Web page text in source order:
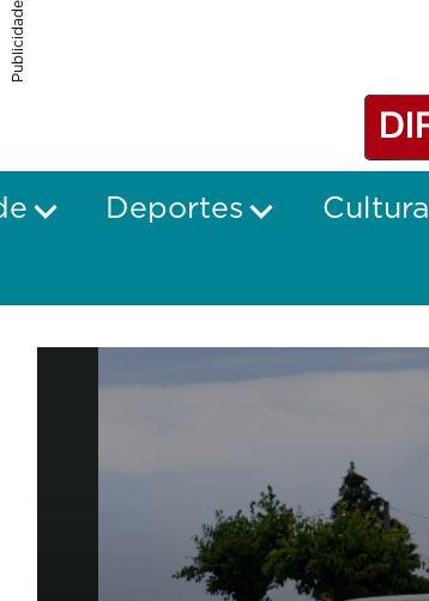
Publicidade
Deportes Cultura